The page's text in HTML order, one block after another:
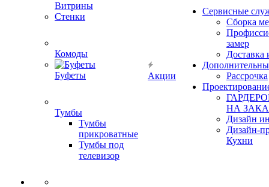
Витрины
Стенки
Комоды
Буфеты
Тумбы
Тумбы
прикроватные
Тумбы под
телевизор
Акции
Сервисные
Сборка
замер
Доставка
Рассрочка
НА
Дизайн
Дизайн-
Кухни